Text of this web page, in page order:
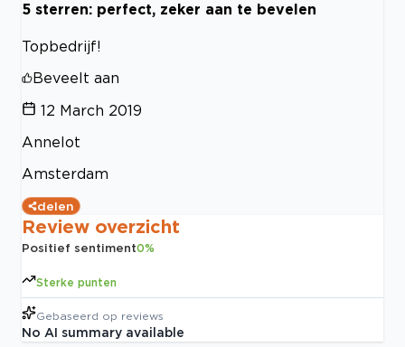
5 sterren: perfect, zeker aan te bevelen
Topbedrijf!
Beveelt aan
12 March 2019
Annelot
Amsterdam
delen
Review overzicht
Positief sentiment0%
Sterke punten
Gebaseerd op reviews
No AI summary available